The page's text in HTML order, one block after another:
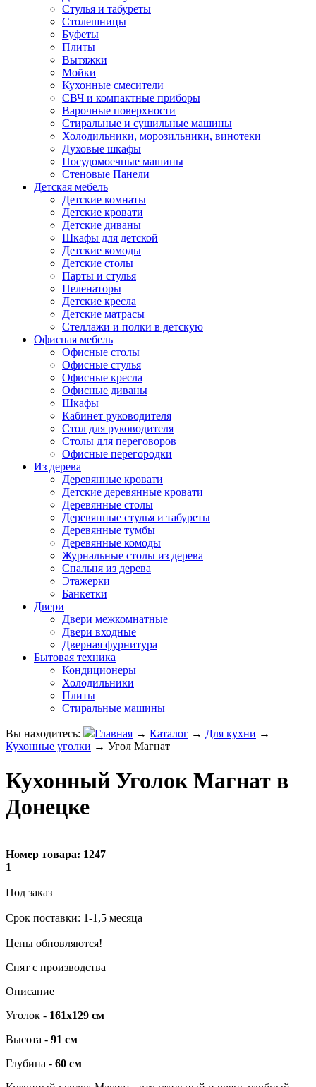
Стулья и табуреты
Столешницы
Буфеты
Плиты
Вытяжки
Мойки
Кухонные смесители
СВЧ и компактные приборы
Варочные поверхности
Стиральные и сушильные машины
Холодильники, морозильники, винотеки
Духовые шкафы
Посудомоечные машины
Стеновые Панели
Детская мебель
Детские комнаты
Детские кровати
Детские диваны
Шкафы для детской
Детские комоды
Детские столы
Парты и стулья
Пеленаторы
Детские кресла
Детские матрасы
Стеллажи и полки в детскую
Офисная мебель
Офисные столы
Офисные стулья
Офисные кресла
Офисные диваны
Шкафы
Кабинет руководителя
Стол для руководителя
Столы для переговоров
Офисные перегородки
Из дерева
Деревянные кровати
Детские деревянные кровати
Деревянные столы
Деревянные стулья и табуреты
Деревянные тумбы
Деревянные комоды
Журнальные столы из дерева
Спальня из дерева
Этажерки
Банкетки
Двери
Двери межкомнатные
Двери входные
Дверная фурнитура
Бытовая техника
Кондиционеры
Холодильники
Плиты
Стиральные машины
Вы находитесь: Главная → Каталог → Для кухни →
Кухонные уголки → Угол Магнат
Кухонный Уголок Магнат в
Донецке
Номер товара: 1247
1
Под заказ
Cрок поставки: 1-1,5 месяца
Цены обновляются!
Снят с производства
Описание
Уголок - 161х129 см
Высота - 91 см
Глубина - 60 см